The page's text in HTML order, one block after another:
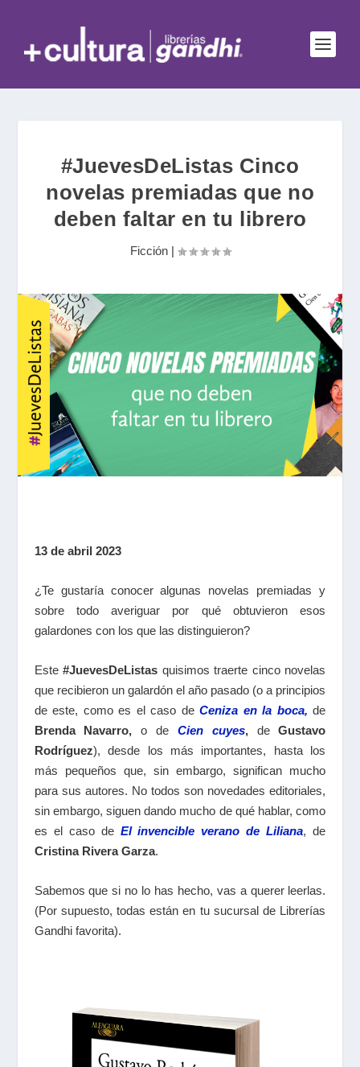
#JuevesDeListas Cinco
novelas premiadas que no
deben faltar en tu librero
Ficción|
13 de abril 2023
¿Te gustaría conocer algunas novelas premiadas y
sobre todo averiguar por qué obtuvieron esos
galardones con los que las distinguieron?
Este#JuevesDeListas quisimos traerte cinco novelas
que recibieron un galardón el año pasado (o a principios
de este, como es el caso deCeniza en la boca, de
Brenda Navarro,o de Cien cuyes, deGustavo
Rodríguez), desde los más importantes, hasta los
más pequeños que, sin embargo, significan mucho
para sus autores. No todos son novedades editoriales,
sin embargo, siguen dando mucho de qué hablar, como
es el caso de El invencible verano de Liliana, de
Cristina Rivera Garza.
Sabemos que si no lo has hecho, vas a querer leerlas.
(Por supuesto, todas están en tu sucursal de Librerías
Gandhi favorita).